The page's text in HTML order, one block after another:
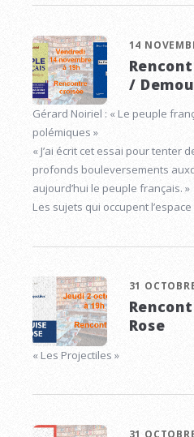
14
/
Gérard Noiriel : « Le peuple
polémiques »
« J’ai écrit cet essai pour tenter
profonds bouleversements
aujourd’hui le peuple français. »
Les sujets qui occupent
31
Rose
« Les Projectiles »
31